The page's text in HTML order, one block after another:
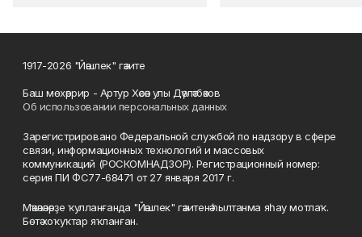
1917-2026 "Йәшлек" гәзите
Баш мөхәррир - Артур Хәсән улы Дәүләтбәков
Об использовании персональных данных
Зарегистрировано Федеральной службой по надзору в сфере
связи, информационных технологий и массовых
коммуникаций (РОСКОМНАДЗОР). Регистрационный номер:
серия ПИ ФС77-68471 от 27 января 2017 г.
Мәҡәләләрҙе ҡулланғанда "Йәшлек" гәзитенә һылтанма яһау мотлаҡ.
Бөтә хоҡуҡтар яҡланған.